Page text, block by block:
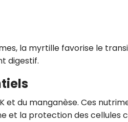
la myrtille favorise le
digestif.
et du manganèse. Ces
et la protection des cellules